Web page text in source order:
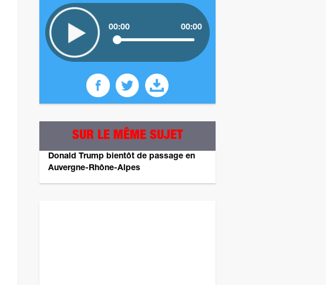
00:00 00:00
SUR LE MÊME SUJET
Donald Trump bientôt de passage en
Auvergne-Rhône-Alpes